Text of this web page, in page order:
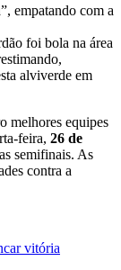
empatando com a
foi bola na área
alviverde em
melhores equipes
feira, 26 de
semifinais. As
contra a
vitória